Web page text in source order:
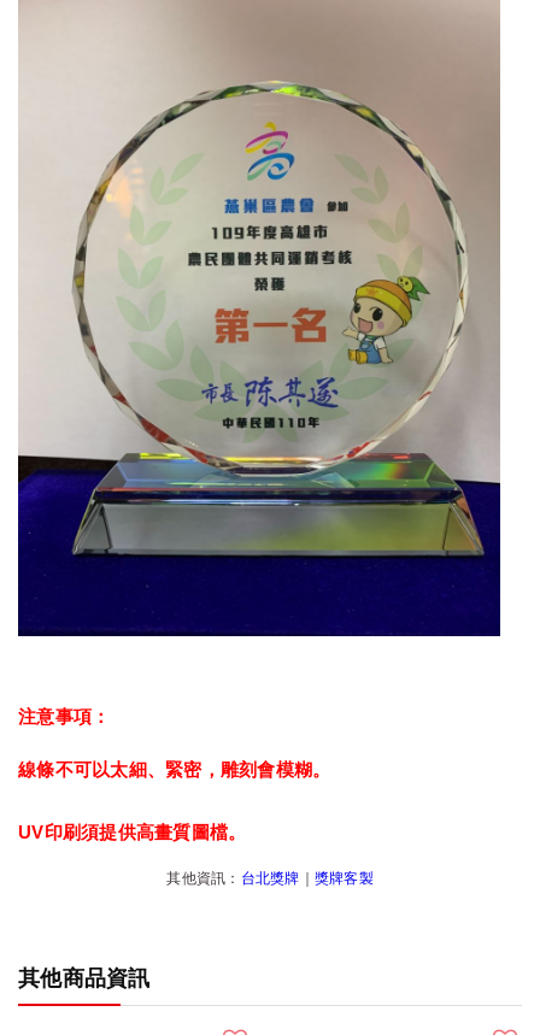
注意事項：
線條不可以太細、緊密，雕刻會模糊。
UV印刷須提供高畫質圖檔。
其他資訊： 台北獎牌 獎牌客製
其他商品資訊